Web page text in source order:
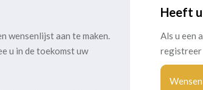
wensenlijst aan te maken.
u in de toekomst uw
Heeft
Als u een
registreer